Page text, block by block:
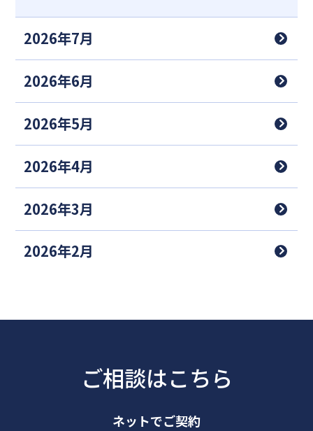
2026年7月
2026年6月
2026年5月
2026年4月
2026年3月
2026年2月
ご相談はこちら
ネットでご契約